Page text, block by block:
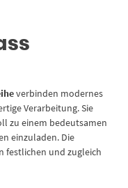
verbinden modernes
Verarbeitung. Sie
zu einem bedeutsamen
einzuladen. Die
festlichen und zugleich